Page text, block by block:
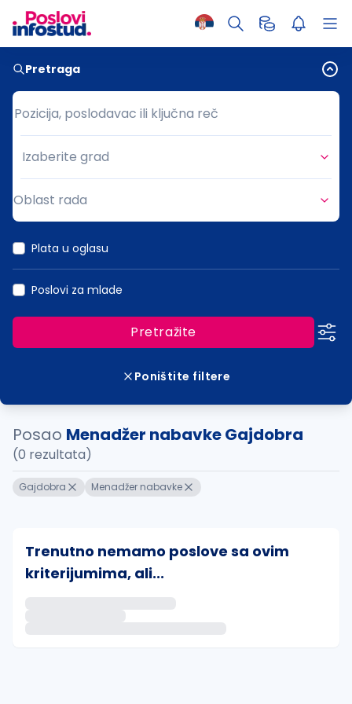
Pretraga
Pozicija, poslodavac ili ključna reč
Pozicija, poslodavac ili ključna reč
Grad
Izaberite grad
Oblast rada
Plata u oglasu
Poslovi za mlade
Pretražite
Poništite filtere
Posao Menadžer nabavke Gajdobra
(0 rezultata)
Gajdobra Menadžer nabavke
Trenutno nemamo poslove sa ovim
kriterijumima, ali...